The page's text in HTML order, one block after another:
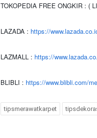
TOKOPEDIA FREE ONGKIR : (
LAZADA : https://
LAZMALL : https://
BLIBLI : https://www.blibli.com/
tipsmerawatkarpet